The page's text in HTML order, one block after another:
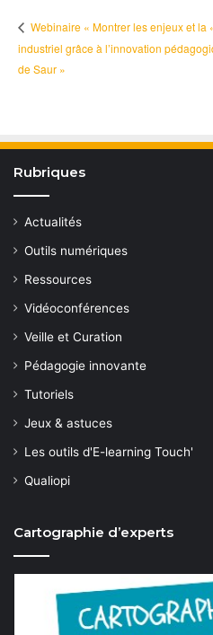
Webinaire « Montrer les enjeux et la
industriel grâce à l’innovation
de Saur »
Rubriques
Actualités
Outils numériques
Ressources
Vidéoconférences
Veille et Curation
Pédagogie innovante
Tutoriels
Jeux & astuces
Les outils d'E-learning Touch'
Qualiopi
Cartographie d’experts